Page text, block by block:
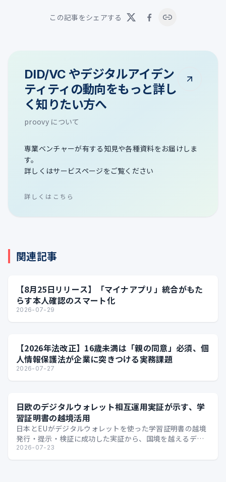
この記事をシェアする
DID/VC やデジタルアイデン
ティティの動向をもっと詳し
く知りたい方へ
proovy について
専業ベンチャーが有する知見や各種資料をお届けしま
す。
詳しくはサービスページをご覧ください
詳しくはこちら
関連記事
【8月25日リリース】「マイナアプリ」統合がもた
らす本人確認のスマート化
2026-07-29
【2026年法改正】16歳未満は「親の同意」必須、個
人情報保護法が企業に突きつける実務課題
2026-07-27
日欧のデジタルウォレット相互運用実証が示す、学
習証明書の越境活用
日本とEUがデジタルウォレットを使った学習証明書の越境
発行・提示・検証に成功した実証から、国境を越えるデジ
タル証明の可能性を整理します。
2026-07-23